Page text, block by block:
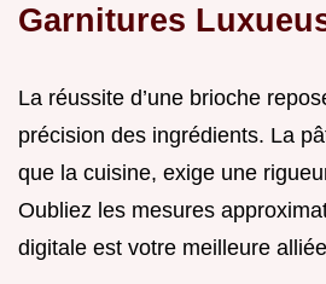
Garnitures
La réussite d’une brioche
précision des ingrédients. La
que la cuisine, exige une
Oubliez les mesures
digitale est votre meilleure